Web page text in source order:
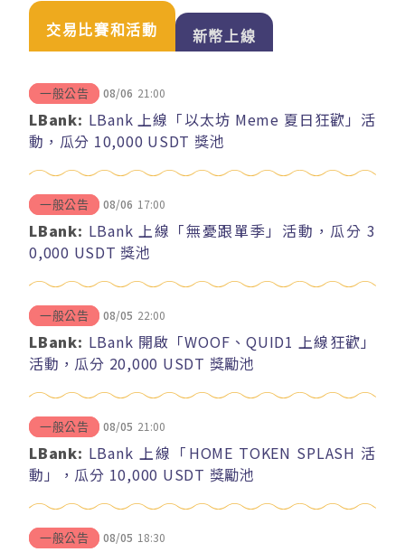
交易比賽和活動 新幣上線
一般公告 08/06 21:00
LBank: LBank 上線「以太坊 Meme 夏日狂歡」活
動，瓜分 10,000 USDT 獎池
一般公告 08/06 17:00
LBank: LBank 上線「無憂跟單季」活動，瓜分 3
0,000 USDT 獎池
一般公告 08/05 22:00
LBank: LBank 開啟「WOOF、QUID1 上線狂歡」
活動，瓜分 20,000 USDT 獎勵池
一般公告 08/05 21:00
LBank: LBank 上線「HOME TOKEN SPLASH 活
動」，瓜分 10,000 USDT 獎勵池
一般公告 08/05 18:30